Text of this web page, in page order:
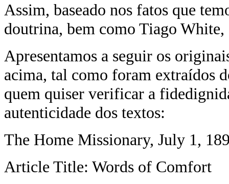
Assim, baseado nos fatos que
doutrina, bem como Tiago
Apresentamos a seguir os
acima, tal como foram extraídos
quem quiser verificar a
autenticidade dos textos:
The Home Missionary, July 1,
Article Title: Words of Comfort